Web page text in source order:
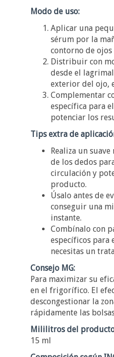
Modo de uso:
Aplicar una
sérum por la
contorno de ojos
Distribuir con
desde el
exterior del ojo,
Complementar
específica para
potenciar los
Tips extra de
Realiza un suave
de los dedos
circulación y
producto.
Úsalo antes de
conseguir una
instante.
Combínalo con
específicos para
necesitas un
Consejo MG:
Para maximizar su
en el frigorífico. El
descongestionar la
rápidamente las
Mililitros del
15 ml